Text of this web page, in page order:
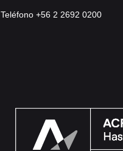
Teléfono +56 2 2692 0200